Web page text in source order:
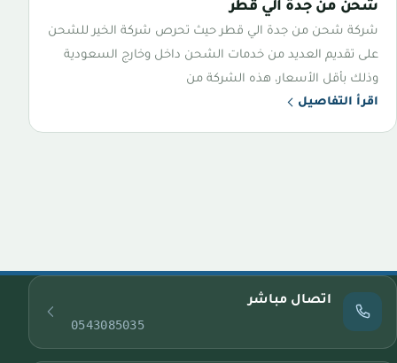
شحن من جدة الي قطر
شركة شحن من جدة الي قطر حيث تحرص شركة الخير للشحن
على تقديم العديد من خدمات الشحن داخل وخارج السعودية
وذلك بأقل الأسعار، هذه الشركة من
اقرأ التفاصيل
اتصال مباشر
0543085035